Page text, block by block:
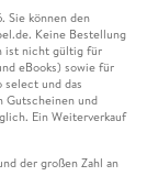
Sie können den
Keine Bestellung
ist nicht gültig für
eBooks) sowie für
select und das
Gutscheinen und
Ein Weiterverkauf
der großen Zahl an